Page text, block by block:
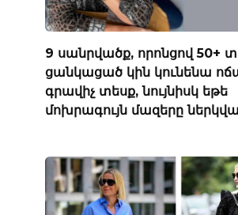
9 սանրվածք, որոնցով 50+
ցանկացած կին կունենա
գրավիչ տեսք, նույնիսկ եթե
մոխրագույն մազերը